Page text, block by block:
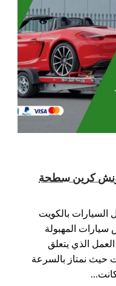
/ 65557275 / ونش كرين سطحة
السيارات بالكويت
المهبولة
الذي يتعلق
حيث نمتاز بالسرعة